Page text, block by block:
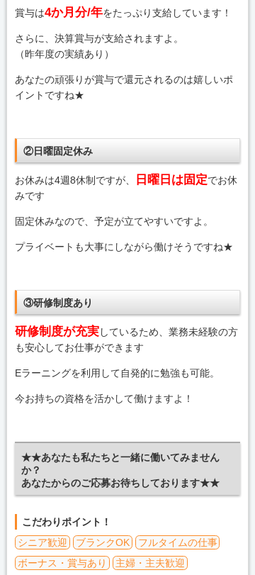
賞与は4か月分/年をたっぷり支給しています！
さらに、決算賞与が支給されますよ。
（昨年度の実績あり）
あなたの頑張りが賞与で還元されるのは嬉しいポ
イントですね★
②日曜固定休み
お休みは4週8休制ですが、 日曜日は固定でお休
みです
固定休みなので、予定が立てやすいですよ。
プライベートも大事にしながら働けそうですね★
③研修制度あり
研修制度が充実しているため、業務未経験の方
も安心してお仕事ができます
Eラーニングを利用して自発的に勉強も可能。
今お持ちの資格を活かして働けますよ！
★★あなたも私たちと一緒に働いてみません
か？
あなたからのご応募お待ちしております★★
こだわりポイント！
シニア歓迎
ブランクOK
フルタイムの仕事
ボーナス・賞与あり
主婦・主夫歓迎